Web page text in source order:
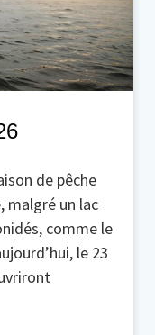
de pêche
malgré un lac
comme le
le 23